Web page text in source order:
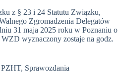
z § 23 i 24 Statutu Związku,
Zgromadzenia Delegatów
31 maja 2025 roku w Poznaniu o
wyznaczony zostaje na godz.
PZHT, Sprawozdania